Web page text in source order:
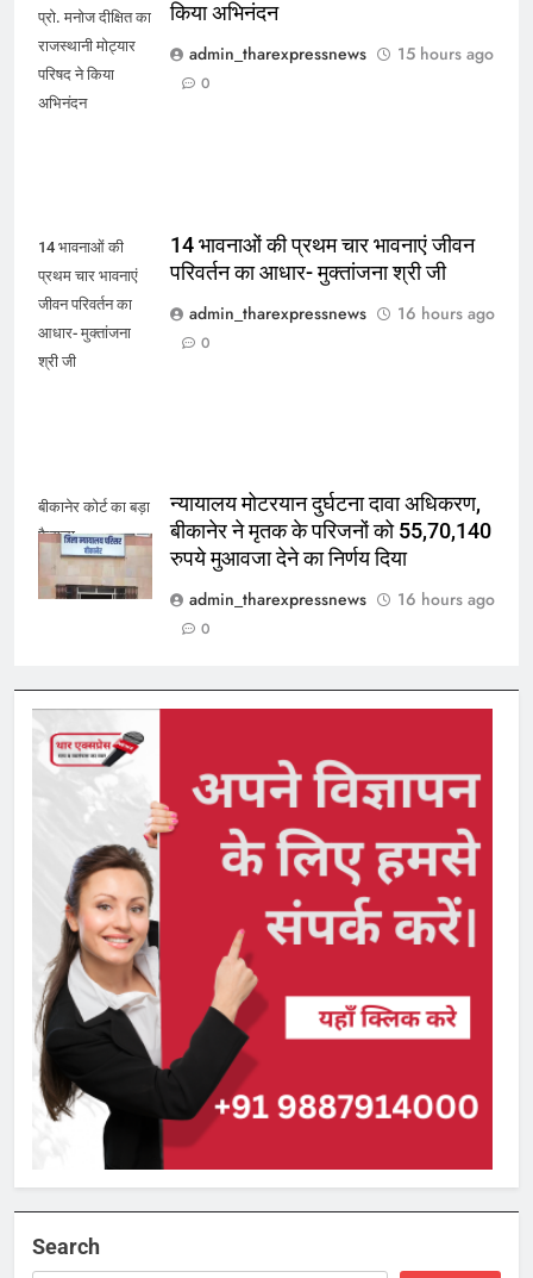
प्रो. मनोज दीक्षित का
राजस्थानी मोट्यार
परिषद ने किया
अभिनंदन
किया अभिनंदन
admin_tharexpressnews
15 hours ago
0
14 भावनाओं की
प्रथम चार भावनाएं
जीवन परिवर्तन का
आधार- मुक्तांजना
श्री जी
14 भावनाओं की प्रथम चार भावनाएं जीवन
परिवर्तन का आधार- मुक्तांजना श्री जी
admin_tharexpressnews
16 hours ago
0
बीकानेर कोर्ट का बड़ा
फैसला
न्यायालय मोटरयान दुर्घटना दावा अधिकरण,
बीकानेर ने मृतक के परिजनों को 55,70,140
रुपये मुआवजा देने का निर्णय दिया
admin_tharexpressnews
16 hours ago
0
Search